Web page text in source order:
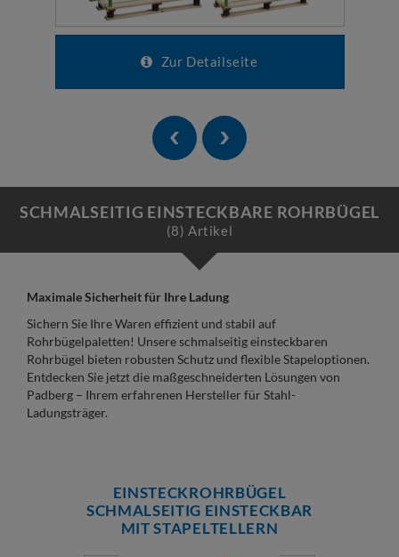
Zur Detailseite
SCHMALSEITIG EINSTECKBARE ROHRBÜGEL
(8) Artikel
Maximale Sicherheit für Ihre Ladung
Sichern Sie Ihre Waren effizient und stabil auf
Rohrbügelpaletten! Unsere schmalseitig einsteckbaren
Rohrbügel bieten robusten Schutz und flexible Stapeloptionen.
Entdecken Sie jetzt die maßgeschneiderten Lösungen von
Padberg – Ihrem erfahrenen Hersteller für Stahl-
Ladungsträger.
EINSTECKROHRBÜGEL
SCHMALSEITIG EINSTECKBAR
MIT STAPELTELLERN